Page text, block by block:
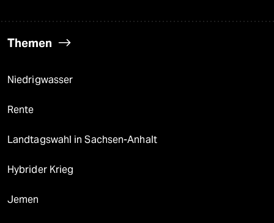
Themen
Niedrigwasser
Rente
Landtagswahl in Sachsen-Anhalt
Hybrider Krieg
Jemen